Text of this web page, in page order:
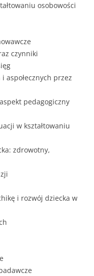
osobowości
czynniki
aspołecznych przez
pedagogiczny
w kształtowaniu
zdrowotny,
i rozwój dziecka w